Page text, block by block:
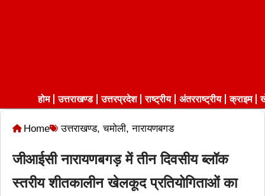
होम उत्तराखण्ड उत्तरप्रदेश राष्ट्रीय अंतरराष्ट्रीय क्राइम
Home उत्तराखण्ड,चमोली,नारायणबगड
जीआईसी नारायणबगड़ में तीन दिवसीय ब्लॉक
स्तरीय शीतकालीन खेलकूद प्रतियोगिताओं का